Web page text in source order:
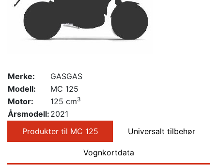
Merke:
GASGAS
Modell:
MC 125
Motor:
125 cm3
Årsmodell: 2021
Produkter til MC 125
Universalt tilbehør
Vognkortdata